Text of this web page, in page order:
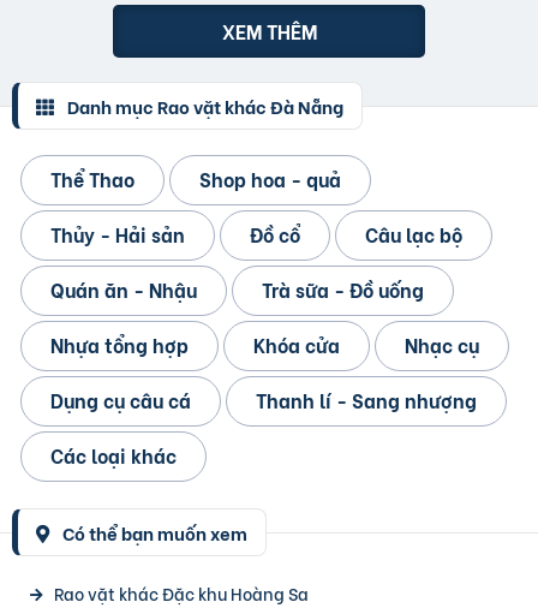
XEM THÊM
Danh mục Rao vặt khác Đà Nẵng
Thể Thao
Shop hoa - quả
Thủy - Hải sản
Đồ cổ
Câu lạc bộ
Quán ăn - Nhậu
Trà sữa - Đồ uống
Nhựa tổng hợp
Khóa cửa
Nhạc cụ
Dụng cụ câu cá
Thanh lí - Sang nhượng
Các loại khác
Có thể bạn muốn xem
Rao vặt khác Đặc khu Hoàng Sa